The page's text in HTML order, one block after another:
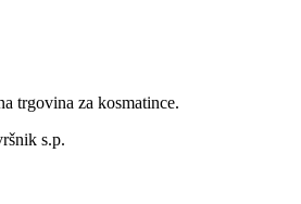
trgovina za kosmatince.
s.p.